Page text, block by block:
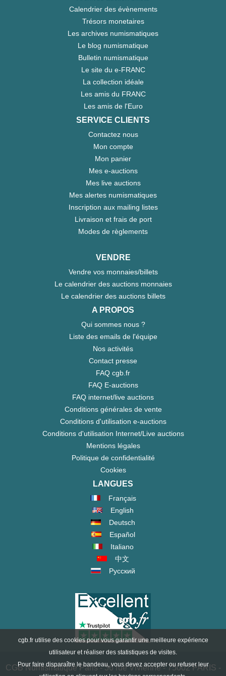
Calendrier des évènements
Trésors monetaires
Les archives numismatiques
Le blog numismatique
Bulletin numismatique
Le site du e-FRANC
La collection idéale
Les amis du FRANC
Les amis de l'Euro
SERVICE CLIENTS
Contactez nous
Mon compte
Mon panier
Mes e-auctions
Mes live auctions
Mes alertes numismatiques
Inscription aux mailing listes
Livraison et frais de port
Modes de règlements
VENDRE
Vendre vos monnaies/billets
Le calendrier des auctions monnaies
Le calendrier des auctions billets
A PROPOS
Qui sommes nous ?
Liste des emails de l'équipe
Nos activités
Contact presse
FAQ cgb.fr
FAQ E-auctions
FAQ internet/live auctions
Conditions générales de vente
Conditions d'utilisation e-auctions
Conditions d'utilisation Internet/Live auctions
Mentions légales
Politique de confidentialité
Cookies
LANGUES
Français
English
Deutsch
Español
Italiano
中文
Русский
CGB Numismatique Paris - 36 rue Vivienne - 75002 PARIS -
cgb.fr utilise des cookies pour vous garantir une meilleure expérience
utilisateur et réaliser des statistiques de visites.
Pour faire disparaître le bandeau, vous devez accepter ou refuser leur